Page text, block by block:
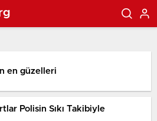
en güzelleri
Polisin Sıkı Takibiyle